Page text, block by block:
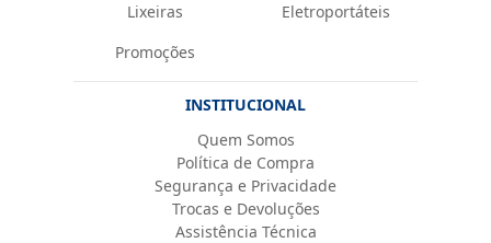
Lixeiras
Eletroportáteis
Promoções
INSTITUCIONAL
Quem Somos
Política de Compra
Segurança e Privacidade
Trocas e Devoluções
Assistência Técnica